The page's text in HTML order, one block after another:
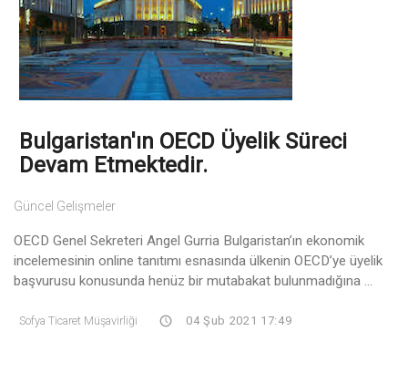
Bulgaristan'ın OECD Üyelik Süreci
Devam Etmektedir.
Güncel Gelişmeler
OECD Genel Sekreteri Angel Gurria Bulgaristan’ın ekonomik
incelemesinin online tanıtımı esnasında ülkenin OECD’ye üyelik
başvurusu konusunda henüz bir mutabakat bulunmadığına ...
Sofya Ticaret Müşavirliği 04 Şub 2021 17:49